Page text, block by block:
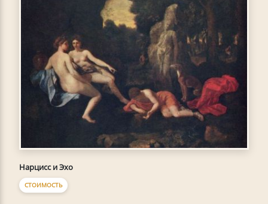
Нарцисс и Эхо
СТОИМОСТЬ